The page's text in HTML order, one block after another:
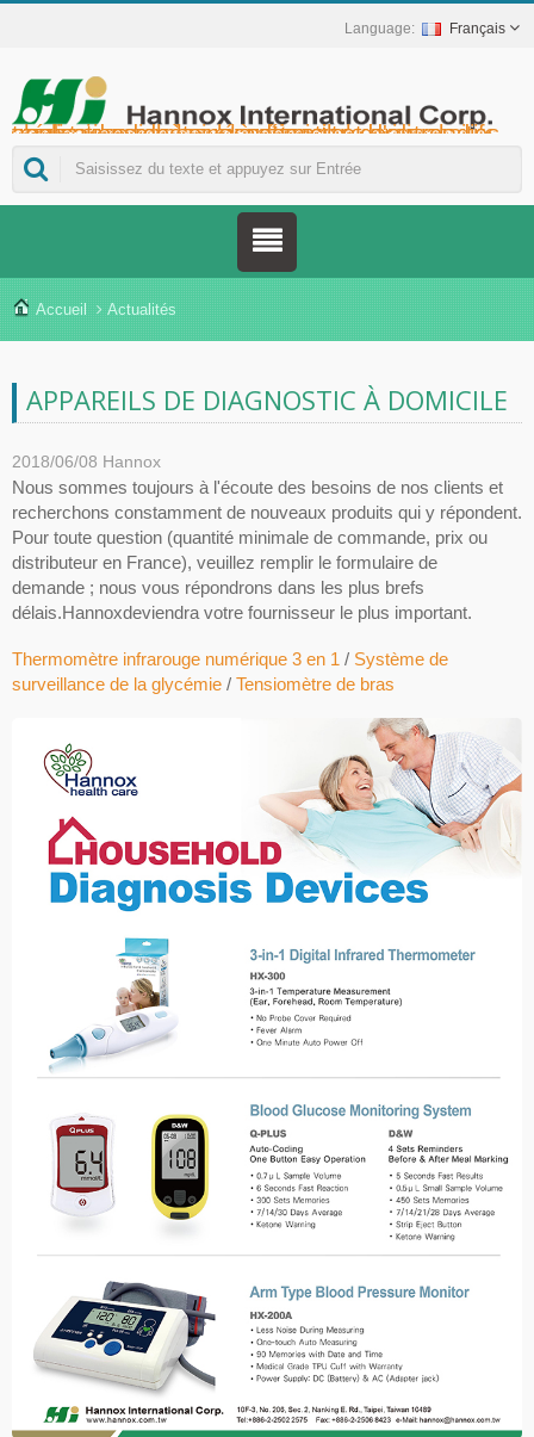
Français
Hannox International Corp. - Nous accompagnons les importateurs, grossistes et distributeurs de dispositifs médicaux, ainsi que les marques du secteur de la santé, dans le lancement de solutions non médicamenteuses pour le soin des plaies et des muqueuses, notamment pour les ulcères buccaux, les soins de support en oncologie, la protection cutanée, les soins de la muqueuse nasale et la protection des plaies à domicile. Nous proposons également une gamme plus étendue de dispositifs médicaux pour la prévention et la prise en charge du diabète, la prévention des maladies transmises par les moustiques et d'autres applications de soins à domicile.
Accueil Actualités
APPAREILS DE DIAGNOSTIC À DOMICILE
2018/06/08 Hannox
Nous sommes toujours à l'écoute des besoins de nos clients et
recherchons constamment de nouveaux produits qui y répondent.
Pour toute question (quantité minimale de commande, prix ou
distributeur en France), veuillez remplir le formulaire de
demande ; nous vous répondrons dans les plus brefs
délais.Hannoxdeviendra votre fournisseur le plus important.
Thermomètre infrarouge numérique 3 en 1 / Système de
surveillance de la glycémie / Tensiomètre de bras